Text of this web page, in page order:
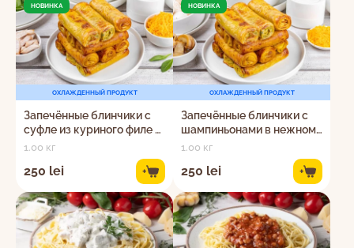
НОВИНКА
ОХЛАЖДЕННЫЙ ПРОДУКТ
Запечённые блинчики с
суфле из куриного филе и
шпината
1.00 кг
250 lei +
НОВИНКА
ОХЛАЖДЕННЫЙ ПРОДУКТ
Запечённые блинчики с
шампиньонами в нежном
сливочном соусе
1.00 кг
250 lei +